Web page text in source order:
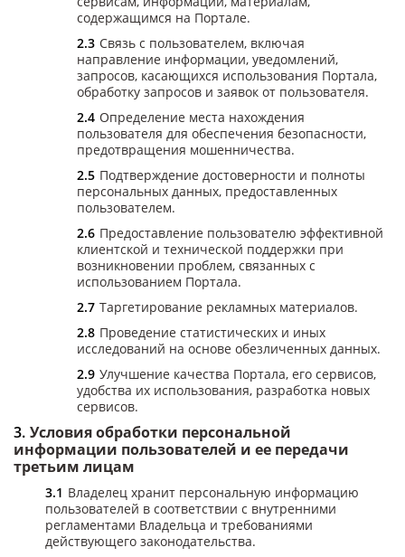
содержащимся на Портале.
Связь с пользователем, включая
направление информации, уведомлений,
запросов, касающихся использования Портала,
обработку запросов и заявок от пользователя.
Определение места нахождения
пользователя для обеспечения безопасности,
предотвращения мошенничества.
Подтверждение достоверности и полноты
персональных данных, предоставленных
пользователем.
Предоставление пользователю эффективной
клиентской и технической поддержки при
возникновении проблем, связанных с
использованием Портала.
Таргетирование рекламных материалов.
Проведение статистических и иных
исследований на основе обезличенных данных.
Улучшение качества Портала, его сервисов,
удобства их использования, разработка новых
сервисов.
Условия обработки персональной
информации пользователей и ее передачи
третьим лицам
Владелец хранит персональную информацию
пользователей в соответствии с внутренними
регламентами Владельца и требованиями
действующего законодательства.